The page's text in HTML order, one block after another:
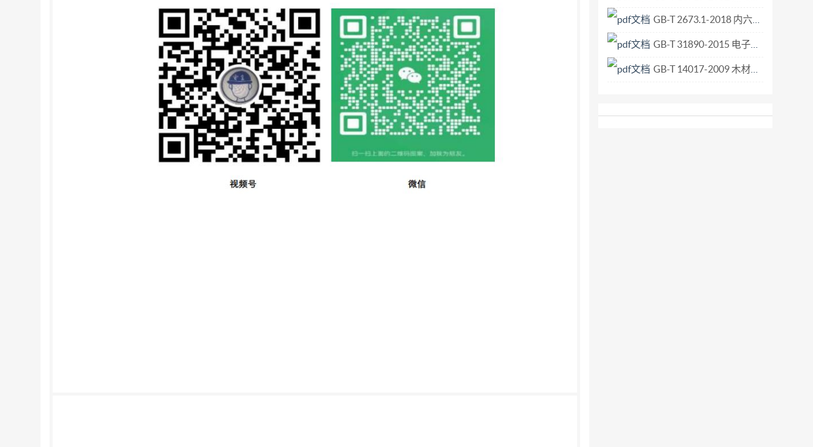
GB-T 2673.1-2018 内六角花形沉头螺钉.pdf
GB-T 31890-2015 电子螺旋秤.pdf
GB-T 14017-2009 木材横纹抗拉强度试验方法.pdf